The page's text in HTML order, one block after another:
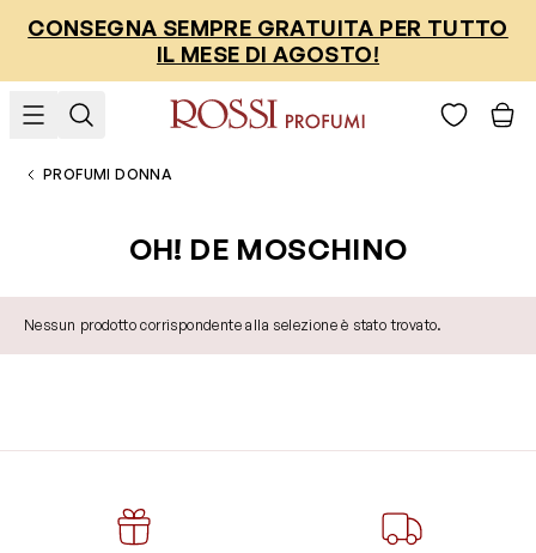
CONSEGNA SEMPRE GRATUITA PER TUTTO
IL MESE DI AGOSTO!
PROFUMI DONNA
OH! DE MOSCHINO
Nessun prodotto corrispondente alla selezione è stato trovato.